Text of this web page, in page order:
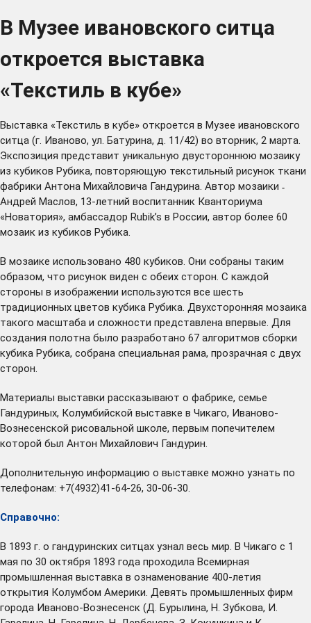
В Музее ивановского ситца
откроется выставка
«Текстиль в кубе»
Выставка «Текстиль в кубе» откроется в Музее ивановского
ситца (г. Иваново, ул. Батурина, д. 11/42) во вторник, 2 марта.
Экспозиция представит уникальную двустороннюю мозаику
из кубиков Рубика, повторяющую текстильный рисунок ткани
фабрики Антона Михайловича Гандурина. Автор мозаики ˗
Андрей Маслов, 13-летний воспитанник Кванториума
«Новатория», амбассадор Rubik’s в России, автор более 60
мозаик из кубиков Рубика.
В мозаике использовано 480 кубиков. Они собраны таким
образом, что рисунок виден с обеих сторон. С каждой
стороны в изображении используются все шесть
традиционных цветов кубика Рубика. Двухсторонняя мозаика
такого масштаба и сложности представлена впервые. Для
создания полотна было разработано 67 алгоритмов сборки
кубика Рубика, собрана специальная рама, прозрачная с двух
сторон.
Материалы выставки рассказывают о фабрике, семье
Гандуриных, Колумбийской выставке в Чикаго, Иваново-
Вознесенской рисовальной школе, первым попечителем
которой был Антон Михайлович Гандурин.
Дополнительную информацию о выставке можно узнать по
телефонам: +7(4932)41-64-26, 30-06-30.
Справочно:
В 1893 г. о гандуринских ситцах узнал весь мир. В Чикаго с 1
мая по 30 октября 1893 года проходила Всемирная
промышленная выставка в ознаменование 400-летия
открытия Колумбом Америки. Девять промышленных фирм
города Иваново-Вознесенск (Д. Бурылина, Н. Зубкова, И.